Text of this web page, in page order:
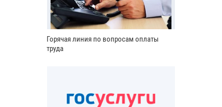
Горячая линия по вопросам оплаты
труда